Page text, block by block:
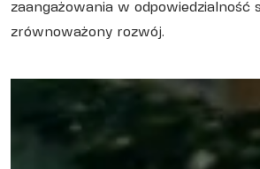
zaangażowania w odpowiedzialność
zrównoważony rozwój.